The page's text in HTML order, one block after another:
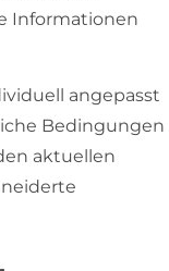
Informationen
angepasst
Bedingungen
aktuellen